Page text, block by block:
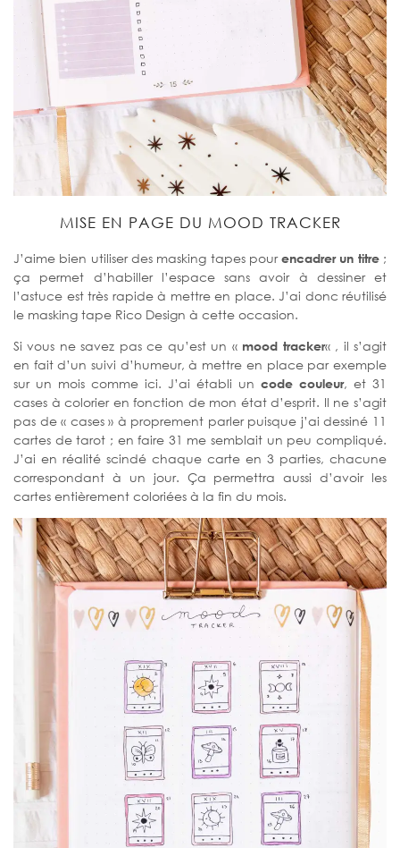
MISE EN PAGE DU MOOD TRACKER
J’aime bien utiliser des masking tapes pourencadrer un titre ;
ça permet d’habiller l’espace sans avoir à dessiner et
l’astuce est très rapide à mettre en place. J’ai donc réutilisé
le masking tape Rico Design à cette occasion.
Si vous ne savez pas ce qu’est un « mood tracker« , il s’agit
en fait d’un suivi d’humeur, à mettre en place par exemple
sur un mois comme ici. J’ai établi un code couleur, et 31
cases à colorier en fonction de mon état d’esprit. Il ne s’agit
pas de « cases » à proprement parler puisque j’ai dessiné 11
cartes de tarot ; en faire 31 me semblait un peu compliqué.
J’ai en réalité scindé chaque carte en 3 parties, chacune
correspondant à un jour. Ça permettra aussi d’avoir les
cartes entièrement coloriées à la fin du mois.